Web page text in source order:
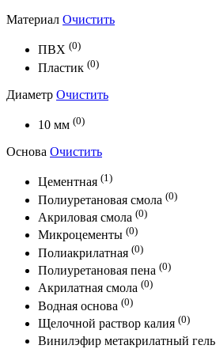
Материал Очистить
ПВХ (0)
Пластик (0)
Диаметр Очистить
10 мм (0)
Основа Очистить
Цементная (1)
Полиуретановая смола (0)
Акриловая смола (0)
Микроцементы (0)
Полиакрилатная (0)
Полиуретановая пена (0)
Акрилатная смола (0)
Водная основа (0)
Щелочной раствор калия (0)
Винилэфир метакрилатный гель